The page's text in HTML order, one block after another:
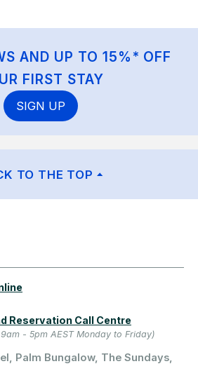
AND UP TO 15%* OFF
FIRST STAY
SIGN UP
TO THE TOP
Reservation Call Centre
- 5pm AEST Monday to Friday)
Palm Bungalow, The Sundays,